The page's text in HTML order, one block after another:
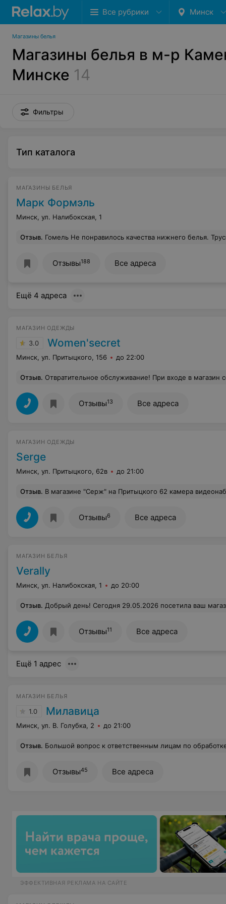
Все рубрики Минск
Магазины белья
Магазины белья в м-р
Минске 14
Фильтры
Тип каталога
МАГАЗИНЫ БЕЛЬЯ
Марк Формэль
Минск, ул. Налибокская, 1
Отзыв. Гомель Не понравилось качества нижнего белья.
Отзывы188 Все адреса
Ещё 4 адреса
МАГАЗИН ОДЕЖДЫ
3.0 Women'secret
Минск, ул. Притыцкого, 156 до 22:00
Отзыв. Отвратительное обслуживание! При входе в магазин со мной никто и не подумал поздороваться. Я хотела купить себе бельё и пижаму, шла конкретно с этой целью. Но когда, во-первых, никто не здоровается и не предлагает помощь, во-вторых, за тобой следят и ходят по пятам,
Отзывы13 Все адреса
МАГАЗИН ОДЕЖДЫ
Serge
Минск, ул. Притыцкого, 62в до 21:00
Отзыв. В магазине "Серж" на Притыцкого 62 камера видеонаблюдения смотрит в зеркало примерочной кабины. Очень неприятно раздеваться под бдительным оком охраны. Таким
Отзывы6 Все адреса
МАГАЗИН БЕЛЬЯ
Verally
Минск, ул. Налибокская, 1 до 20:00
Отзыв. Добрый день! Сегодня 29.05.2026 посетила ваш магазин! Такого хамского поведения я не видела в своей жизни!!! Во первых стояла с мужчиной разговаривала 30-40 минут с букетом роз! И прилюдно устроила обжимание при покупателей! Можете посмотреть по камерам! Время 20:00, консультации не было и обслуживание не было! Так же попросить ленту сантиметр нам отказала, переходила на личности и на ТЫ, такого ужасного обслуживание я не видела, я хотела вызвать милицию после того, как она начала выгонять! Я была с
Отзывы11 Все адреса
Ещё 1 адрес
МАГАЗИН БЕЛЬЯ
1.0 Милавица
Минск, ул. В. Голубка, 2 до 21:00
Отзыв. Большой вопрос к ответственным лицам по обработке обращений от клиентов: вы вообще реагируете на клиентов? Был сертификат на 200руб., действовал до 05.12.2021. Упустила этот момент по срокам и смогла приехать в магазин только 11.12.2021, хотела как раз купить подарки дочке к Новому году. Мне отказали в отоваривании и сказали написать заявление по моим сертификатам, в таком случае, возможно, мне смогут их продлить. В этот же день написала заявление. Ответ от компании не получила до сих пор. 06.01.2022 заехала в магазин, уточнила был ли ответ - ничего, в моем почтовом ящике тоже ничего. Оставила свое заявление-замечание в Книге замечаний и предложений уже непосредственно в магазине. И
Отзывы45 Все адреса
ЭФФЕКТИВНАЯ РЕКЛАМА НА САЙТЕ